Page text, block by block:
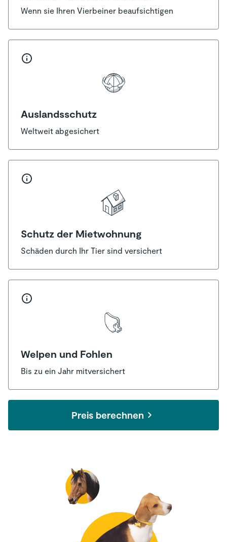
Wenn sie Ihren Vierbeiner beaufsichtigen
Auslandsschutz
Weltweit abgesichert
Schutz der Mietwohnung
Schäden durch Ihr Tier sind versichert
Welpen und Fohlen
Bis zu ein Jahr mitversichert
Preis berechnen